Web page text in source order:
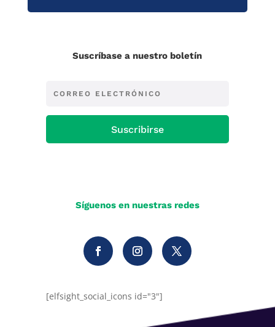
Suscríbase a nuestro boletín
Suscribirse
Síguenos en nuestras redes
[elfsight_social_icons id="3"]